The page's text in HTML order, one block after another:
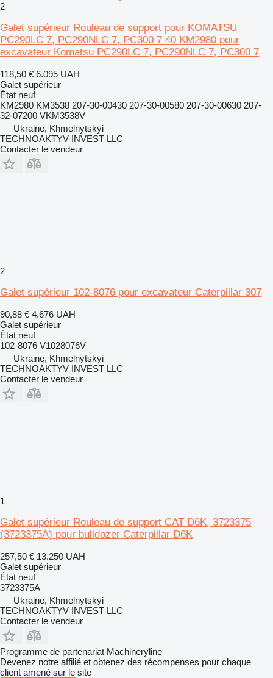
2
Galet supérieur Rouleau de support pour KOMATSU
PC290LC 7, PC290NLC 7, PC300 7 40 KM2980 pour
excavateur Komatsu PC290LC 7, PC290NLC 7, PC300 7
118,50 € 6.095 UAH
Galet supérieur
État neuf
KM2980 KM3538 207-30-00430 207-30-00580 207-30-00630 207-
32-07200 VKM3538V
Ukraine, Khmelnytskyi
TECHNOAKTYV INVEST LLC
Contacter le vendeur
2
Galet supérieur 102-8076 pour excavateur Caterpillar 307
90,88 € 4.676 UAH
Galet supérieur
État neuf
102-8076 V1028076V
Ukraine, Khmelnytskyi
TECHNOAKTYV INVEST LLC
Contacter le vendeur
1
Galet supérieur Rouleau de support CAT D6K, 3723375
(3723375A) pour bulldozer Caterpillar D6K
257,50 € 13.250 UAH
Galet supérieur
État neuf
3723375A
Ukraine, Khmelnytskyi
TECHNOAKTYV INVEST LLC
Contacter le vendeur
Programme de partenariat Machineryline
Devenez notre affilié et obtenez des récompenses pour chaque
client amené sur le site